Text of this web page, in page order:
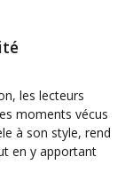
les lecteurs
moments vécus
à son style, rend
en y apportant